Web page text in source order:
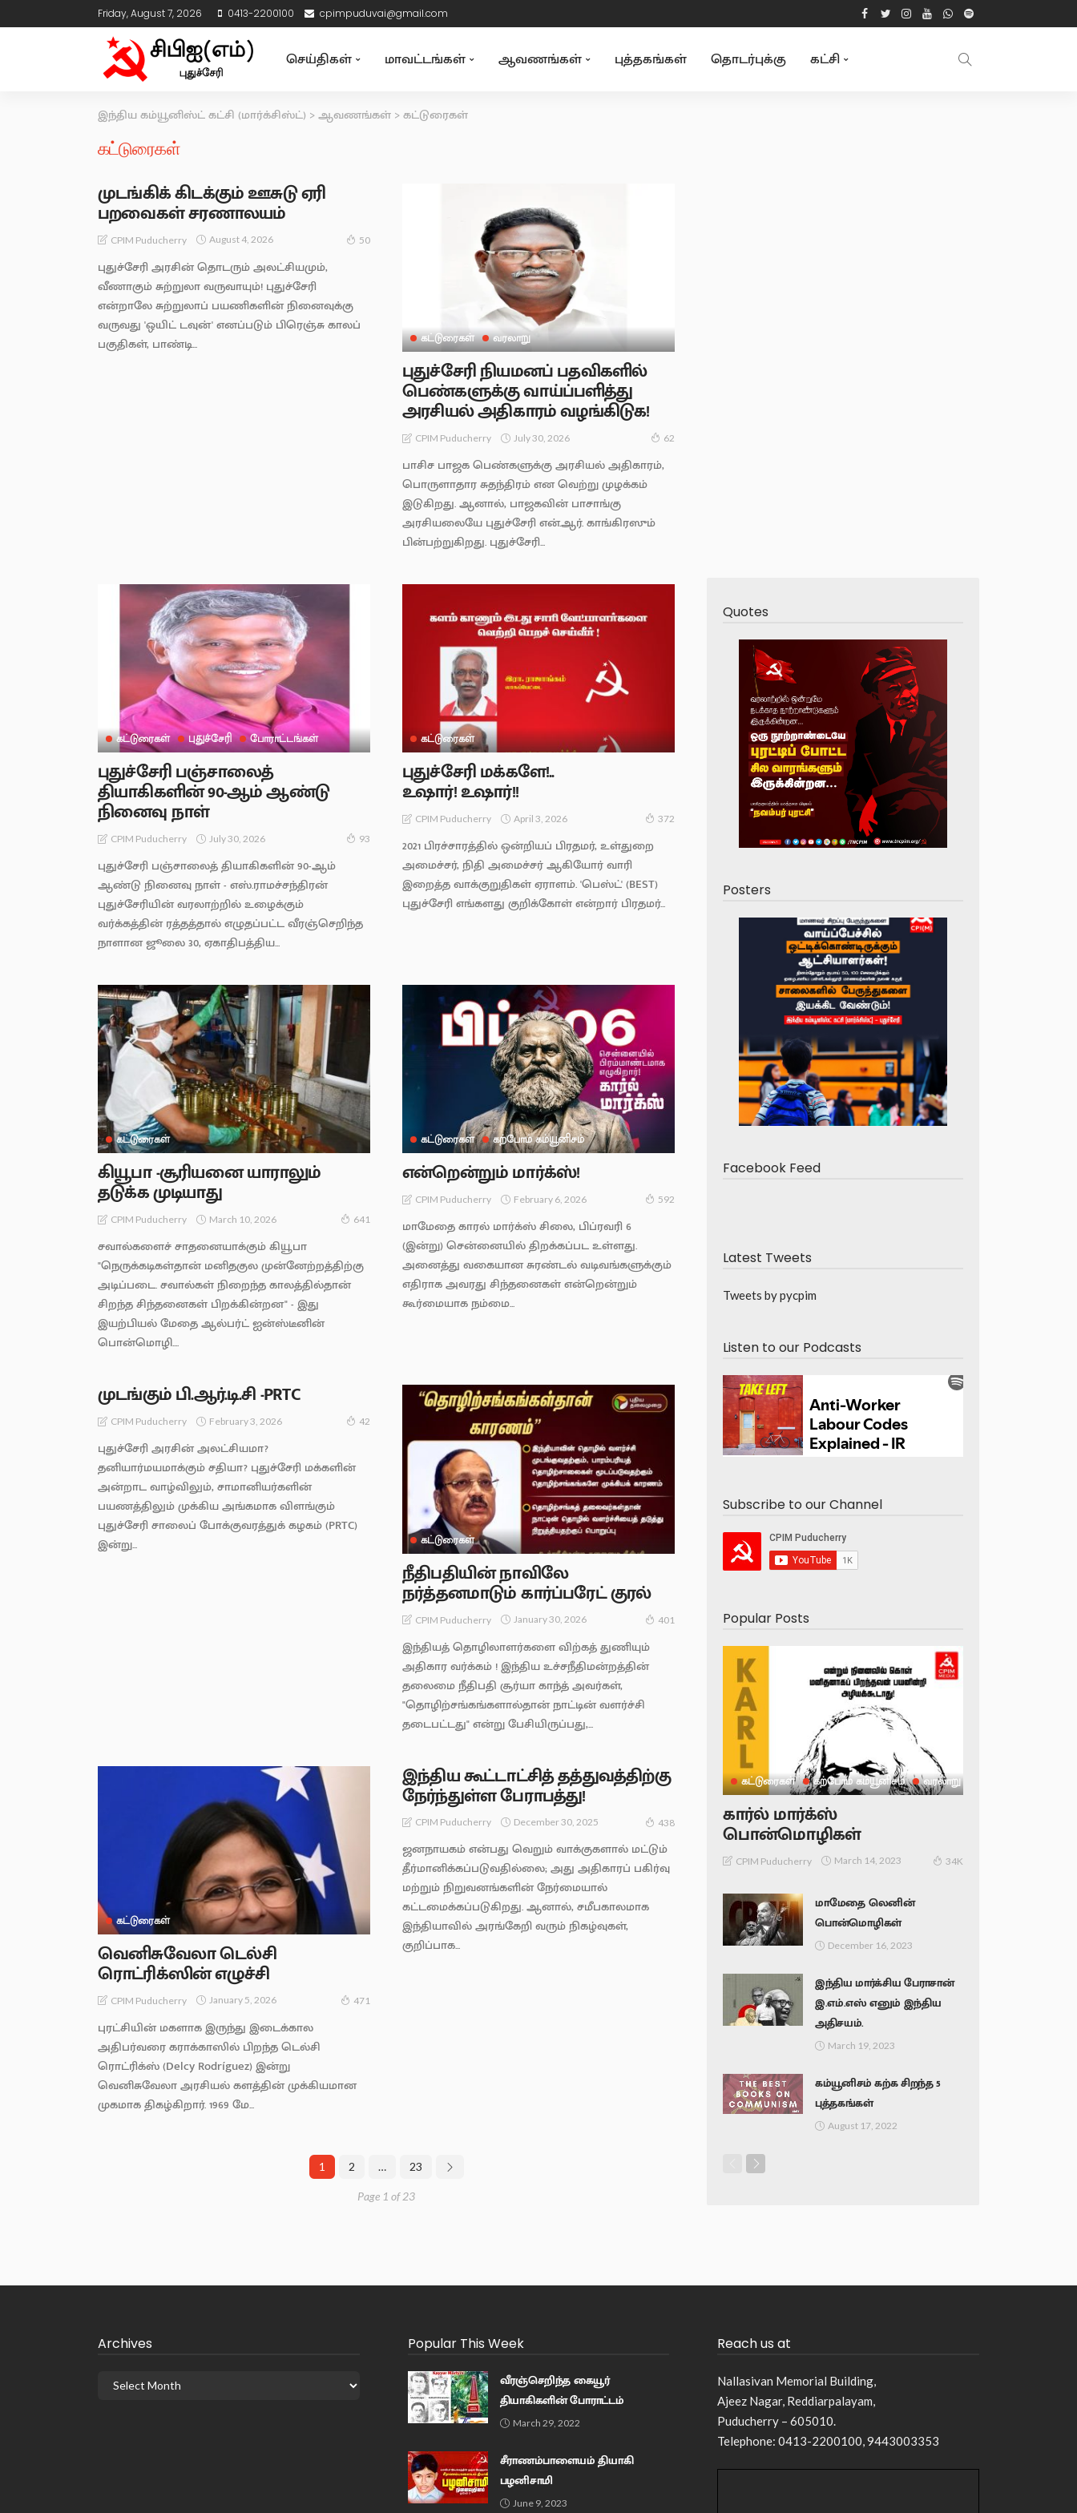
Friday, August 7, 2026 0413-2200100 cpimpuduvai@gmail.com
செய்திகள் மாவட்டங்கள் ஆவணங்கள் புத்தகங்கள் தொடர்புக்கு கட்சி
இந்திய கம்யூனிஸ்ட் கட்சி (மார்க்சிஸ்ட்) >ஆவணங்கள் >கட்டுரைகள்
கட்டுரைகள்
முடங்கிக் கிடக்கும் ஊசுடு ஏரி
பறவைகள் சரணாலயம்
CPIM Puducherry August 4, 2026 50
புதுச்சேரி அரசின் தொடரும் அலட்சியமும்,
வீணாகும் சுற்றுலா வருவாயும்! புதுச்சேரி
என்றாலே சுற்றுலாப் பயணிகளின் நினைவுக்கு
வருவது 'ஒயிட் டவுன்' எனப்படும் பிரெஞ்சு காலப்
பகுதிகள், பாண்டி...
கட்டுரைகள் வரலாறு
புதுச்சேரி நியமனப் பதவிகளில்
பெண்களுக்கு வாய்ப்பளித்து
அரசியல் அதிகாரம் வழங்கிடுக!
CPIM Puducherry July 30, 2026 62
பாசிச பாஜக பெண்களுக்கு அரசியல் அதிகாரம்,
பொருளாதார சுதந்திரம் என வெற்று முழக்கம்
இடுகிறது. ஆனால், பாஜகவின் பாசாங்கு
அரசியலையே புதுச்சேரி என்.ஆர். காங்கிரஸும்
பின்பற்றுகிறது. புதுச்சேரி...
கட்டுரைகள் புதுச்சேரி போராட்டங்கள்
புதுச்சேரி பஞ்சாலைத்
தியாகிகளின் 90-ஆம் ஆண்டு
நினைவு நாள்
CPIM Puducherry July 30, 2026 93
புதுச்சேரி பஞ்சாலைத் தியாகிகளின் 90-ஆம்
ஆண்டு நினைவு நாள் - எஸ்.ராமச்சந்திரன்
புதுச்சேரியின் வரலாற்றில் உழைக்கும்
வர்க்கத்தின் ரத்தத்தால் எழுதப்பட்ட வீரஞ்செறிந்த
நாளான ஜூலை 30, ஏகாதிபத்திய...
கட்டுரைகள்
புதுச்சேரி மக்களே!..
உஷார்! உஷார்!!
CPIM Puducherry April 3, 2026 372
2021 பிரச்சாரத்தில் ஒன்றியப் பிரதமர், உள்துறை
அமைச்சர், நிதி அமைச்சர் ஆகியோர் வாரி
இறைத்த வாக்குறுதிகள் ஏராளம். 'பெஸ்ட்' (BEST)
புதுச்சேரி எங்களது குறிக்கோள் என்றார் பிரதமர்...
கட்டுரைகள்
கியூபா -சூரியனை யாராலும்
தடுக்க முடியாது
CPIM Puducherry March 10, 2026 641
சவால்களைச் சாதனையாக்கும் கியூபா
"நெருக்கடிகள்தான் மனிதகுல முன்னேற்றத்திற்கு
அடிப்படை. சவால்கள் நிறைந்த காலத்தில்தான்
சிறந்த சிந்தனைகள் பிறக்கின்றன" - இது
இயற்பியல் மேதை ஆல்பர்ட் ஐன்ஸ்டீனின்
பொன்மொழி....
கட்டுரைகள் கற்போம் கம்யூனிசம்
என்றென்றும் மார்க்ஸ்!
CPIM Puducherry February 6, 2026 592
மாமேதை காரல் மார்க்ஸ் சிலை, பிப்ரவரி 6
(இன்று) சென்னையில் திறக்கப்பட உள்ளது.
அனைத்து வகையான சுரண்டல் வடிவங்களுக்கும்
எதிராக அவரது சிந்தனைகள் என்றென்றும்
கூர்மையாக நம்மை...
முடங்கும் பி.ஆர்.டி.சி -PRTC
CPIM Puducherry February 3, 2026 42
புதுச்சேரி அரசின் அலட்சியமா?
தனியார்மயமாக்கும் சதியா? புதுச்சேரி மக்களின்
அன்றாட வாழ்விலும், சாமானியர்களின்
பயணத்திலும் முக்கிய அங்கமாக விளங்கும்
புதுச்சேரி சாலைப் போக்குவரத்துக் கழகம் (PRTC)
இன்று...
கட்டுரைகள்
நீதிபதியின் நாவிலே
நர்த்தனமாடும் கார்ப்பரேட் குரல்
CPIM Puducherry January 30, 2026 401
இந்தியத் தொழிலாளர்களை விற்கத் துணியும்
அதிகார வர்க்கம் ! இந்திய உச்சநீதிமன்றத்தின்
தலைமை நீதிபதி சூர்யா காந்த் அவர்கள்,
"தொழிற்சங்கங்களால்தான் நாட்டின் வளர்ச்சி
தடைபட்டது" என்று பேசியிருப்பது,...
கட்டுரைகள்
வெனிசுவேலா டெல்சி
ரொட்ரிக்ஸின் எழுச்சி
CPIM Puducherry January 5, 2026 471
புரட்சியின் மகளாக இருந்து இடைக்கால
அதிபர்வரை கராக்காஸில் பிறந்த டெல்சி
ரொட்ரிக்ஸ் (Delcy Rodríguez) இன்று
வெனிசுவேலா அரசியல் களத்தின் முக்கியமான
முகமாக திகழ்கிறார். 1969 மே...
இந்திய கூட்டாட்சித் தத்துவத்திற்கு
நேர்ந்துள்ள பேராபத்து!
CPIM Puducherry December 30, 2025 438
ஜனநாயகம் என்பது வெறும் வாக்குகளால் மட்டும்
தீர்மானிக்கப்படுவதில்லை; அது அதிகாரப் பகிர்வு
மற்றும் நிறுவனங்களின் நேர்மையால்
கட்டமைக்கப்படுகிறது. ஆனால், சமீபகாலமாக
இந்தியாவில் அரங்கேறி வரும் நிகழ்வுகள்,
குறிப்பாக...
1 2 … 23
Page 1 of 23
Quotes
Posters
Facebook Feed
Latest Tweets
Tweets by pycpim
Listen to our Podcasts
Subscribe to our Channel
Popular Posts
கட்டுரைகள் கற்போம் கம்யூனிசம் வரலாறு
கார்ல் மார்க்ஸ்
பொன்மொழிகள்
CPIM Puducherry March 14, 2023 34K
மாமேதை லெனின்
பொன்மொழிகள்
December 16, 2023
இந்திய மார்க்சிய பேராசான்
இ.எம்.எஸ் எனும் இந்திய
அதிசயம்.
March 19, 2023
கம்யூனிசம் கற்க சிறந்த 5
புத்தகங்கள்
August 17, 2022
Archives Popular This Week
வீரஞ்செறிந்த கையூர்
தியாகிகளின் போராட்டம்
March 29, 2022
சீராணம்பாளையம் தியாகி
பழனிசாமி
June 9, 2023
Reach us at
Nallasivan Memorial Building,
Ajeez Nagar, Reddiarpalayam,
Puducherry – 605010.
Telephone: 0413-2200100, 9443003353